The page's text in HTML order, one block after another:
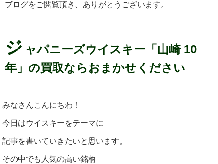
ブログをご閲覧頂き、ありがとうございます。
ジ ャパニーズウイスキー「山崎 10
年」の買取ならおまかせください
みなさんこんにちわ！
今日はウイスキーをテーマに
記事を書いていきたいと思います。
その中でも人気の高い銘柄